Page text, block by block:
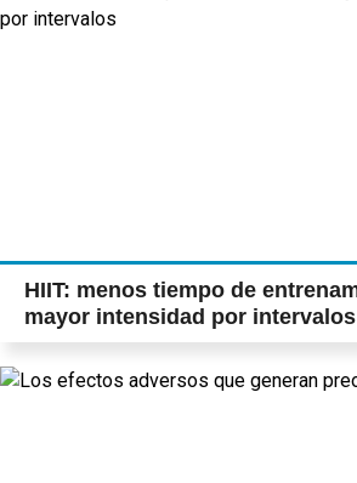
HIIT: menos tiempo de
mayor intensidad por intervalos